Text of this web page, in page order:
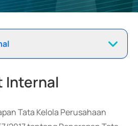
Internal
Tata Kelola Perusahaan